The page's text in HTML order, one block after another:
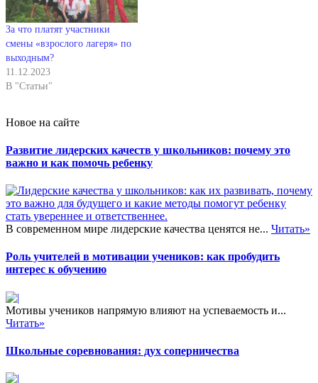
За что платят участники
смены «взрослого лагеря» по
выходным?
11.12.2023
В "Статьи"
Новое на сайте
Развитие лидерских качеств у школьников: почему это
важно и как помочь ребенку
В современном мире лидерские качества ценятся не... Читать»
Роль учителей в мотивации учеников: как пробудить
интерес к обучению
Мотивы учеников напрямую влияют на успеваемость и...
Читать»
Школьные соревнования: дух соперничества